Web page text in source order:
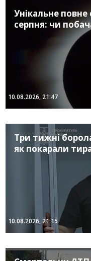
Унікальне
серпня: чи
10.08.2026, 21:47
Три тижні
як покарали
10.08.2026, 21:15